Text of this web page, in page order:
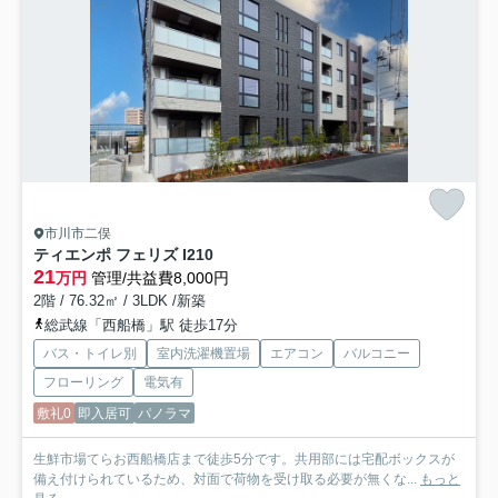
市川市二俣
ティエンポ フェリズ I210
21万円 管理/共益費8,000円
2階 / 76.32㎡ / 3LDK /新築
総武線「西船橋」駅 徒歩17分
バス・トイレ別 室内洗濯機置場 エアコン
バルコニー
フローリング
電気有
敷礼0 即入居可 パノラマ
生鮮市場てらお西船橋店まで徒歩5分です。共用部には宅配ボックスが
備え付けられているため、対面で荷物を受け取る必要が無くな...
もっと